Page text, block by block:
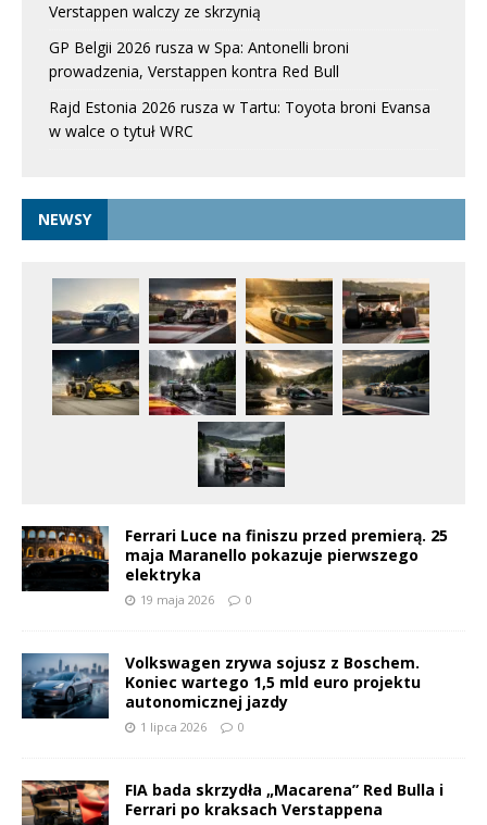
Verstappen walczy ze skrzynią
GP Belgii 2026 rusza w Spa: Antonelli broni
prowadzenia, Verstappen kontra Red Bull
Rajd Estonia 2026 rusza w Tartu: Toyota broni Evansa
w walce o tytuł WRC
NEWSY
Ferrari Luce na finiszu przed premierą. 25
maja Maranello pokazuje pierwszego
elektryka
19 maja 2026 0
Volkswagen zrywa sojusz z Boschem.
Koniec wartego 1,5 mld euro projektu
autonomicznej jazdy
1 lipca 2026 0
FIA bada skrzydła „Macarena” Red Bulla i
Ferrari po kraksach Verstappena